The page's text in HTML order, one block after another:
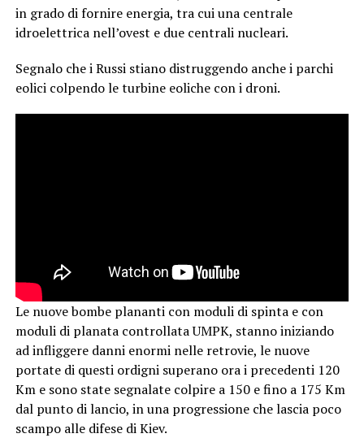
in grado di fornire energia, tra cui una centrale
idroelettrica nell’ovest e due centrali nucleari.
Segnalo che i Russi stiano distruggendo anche i parchi
eolici colpendo le turbine eoliche con i droni.
Le nuove bombe plananti con moduli di spinta e con
moduli di planata controllata UMPK, stanno iniziando
ad infliggere danni enormi nelle retrovie, le nuove
portate di questi ordigni superano ora i precedenti 120
Km e sono state segnalate colpire a 150 e fino a 175 Km
dal punto di lancio, in una progressione che lascia poco
scampo alle difese di Kiev.